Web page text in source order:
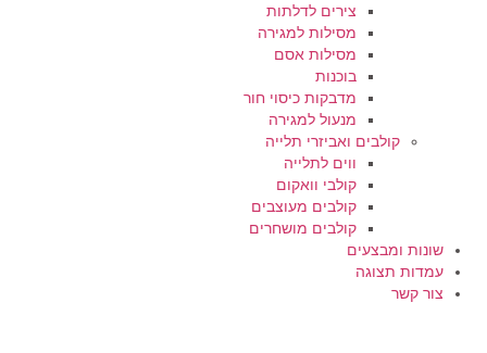
צירים לדלתות
מסילות למגירה
מסילות אסם
בוכנות
מדבקות כיסוי חור
מנעול למגירה
קולבים ואביזרי תלייה
ווים לתלייה
קולבי וואקום
קולבים מעוצבים
קולבים מושחרים
שונות ומבצעים
עמדות תצוגה
צור קשר